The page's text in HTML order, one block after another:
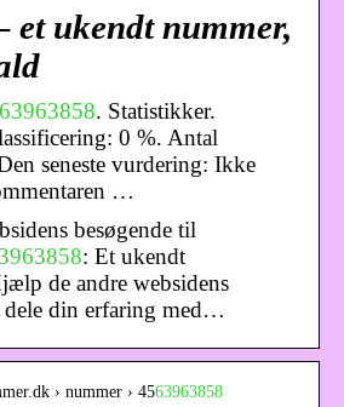
et ukendt nummer,
63963858. Statistikker.
0 %. Antal
seneste vurdering: Ikke
…
besøgende til
: Et ukendt
de andre websidens
dele din erfaring med…
› nummer › 4563963858